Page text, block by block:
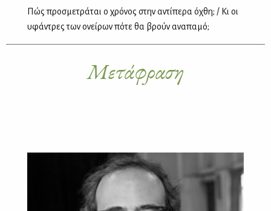
Πώς προσμετράται ο χρόνος στην αντίπερα όχθη; / Κι οι
υφάντρες των ονείρων πότε θα βρούν αναπαμό;
Μετάφραση